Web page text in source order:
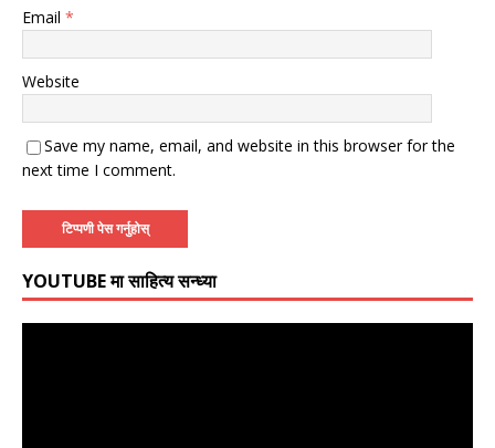
Email *
Website
Save my name, email, and website in this browser for the
next time I comment.
YOUTUBE मा साहित्य सन्ध्या